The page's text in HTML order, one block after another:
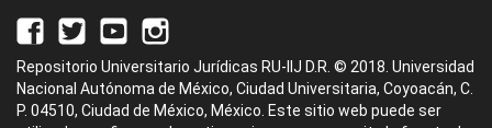
Repositorio Universitario Jurídicas RU-IIJ D.R. © 2018. Universidad
Nacional Autónoma de México, Ciudad Universitaria, Coyoacán, C.
P. 04510, Ciudad de México, México. Este sitio web puede ser